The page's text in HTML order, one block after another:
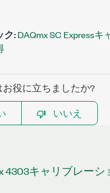
ク:DAQmx SC Express
お役に立ちましたか?
いいえ
4303キャリブレー